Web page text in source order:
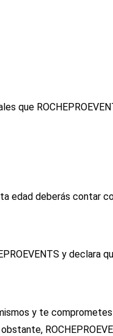
que
edad deberás contar
y declara
y te